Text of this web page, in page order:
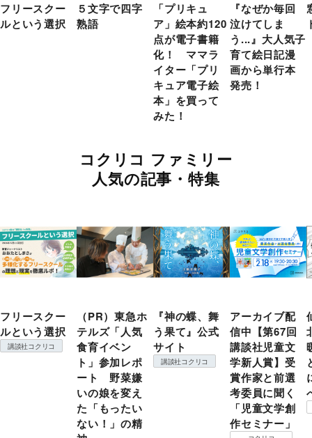
フリースクー
ルという選択
５文字で四字
熟語
「プリキュ
ア」絵本約120
点が電子書籍
化！ ママラ
イター「プリ
キュア電子絵
本」を買って
みた！
『なぜか毎回
泣けてしま
う...』大人気子
育て絵日記漫
画から単行本
発売！
コクリコ ファミリー
人気の記事・特集
フリースクー
ルという選択
講談社コクリコ
（PR）東急ホ
テルズ「人気
食育イベン
ト」参加レポ
ート 野菜嫌
いの娘を変え
た「もったい
ない！」の精
『神の蝶、舞
う果て』公式
サイト
講談社コクリコ
アーカイブ配
信中【第67回
講談社児童文
学新人賞】受
賞作家と前選
考委員に聞く
「児童文学創
作セミナー」